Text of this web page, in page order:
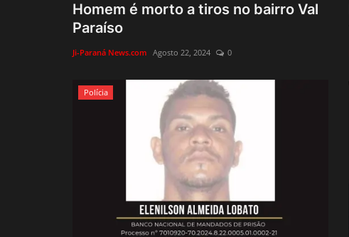
Homem é morto a tiros no bairro Val
Paraíso
Ji-Paraná News.com Agosto 22, 2024 0
Polícia